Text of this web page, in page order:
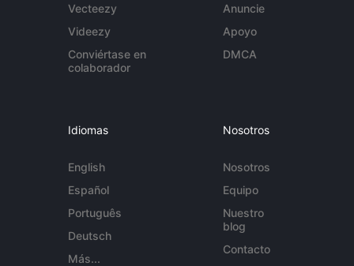
Vecteezy
Videezy
Conviértase en
colaborador
Anuncie
Apoyo
DMCA
Idiomas
English
Español
Português
Deutsch
Más...
Nosotros
Nosotros
Equipo
Nuestro
blog
Contacto